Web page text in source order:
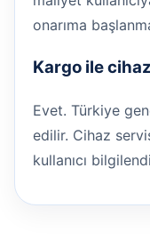
onarıma
Kargo ile
Evet. Türkiye
edilir. Cihaz
kullanıcı